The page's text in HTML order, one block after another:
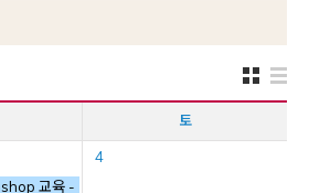
토
, 카메라의 기본 구조)
교육 - 기본 툴 익히기 (초급)
4